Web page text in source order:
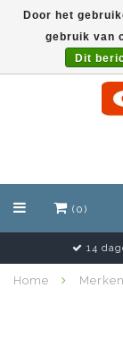
(0)
14
Home Merken
Door het
gebruik van
Dit